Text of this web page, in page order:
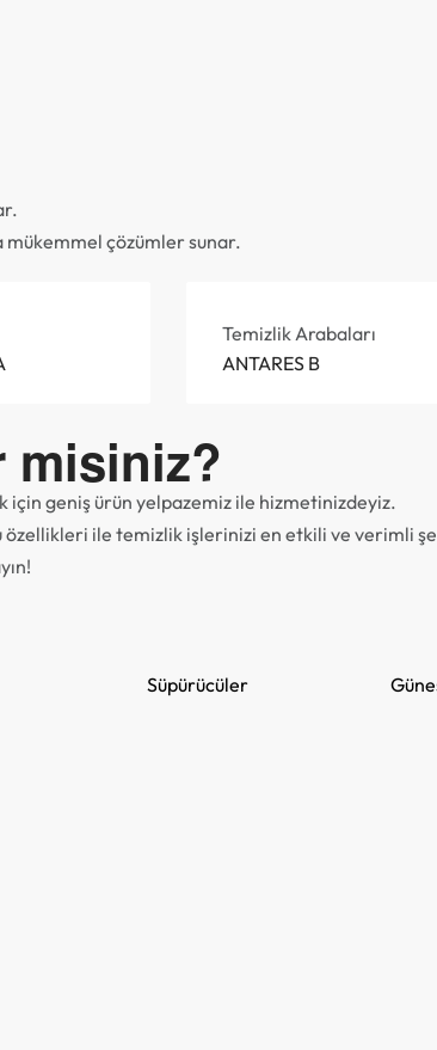
çözümler sunar.
Temizlik Arabaları
ANTARES B
misiniz?
için geniş ürün yelpazemiz ile hizmetinizdeyiz.
özellikleri ile temizlik işlerinizi en etkili ve verimli
Süpürücüler